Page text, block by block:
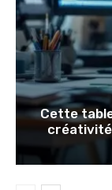
Cette
créativité